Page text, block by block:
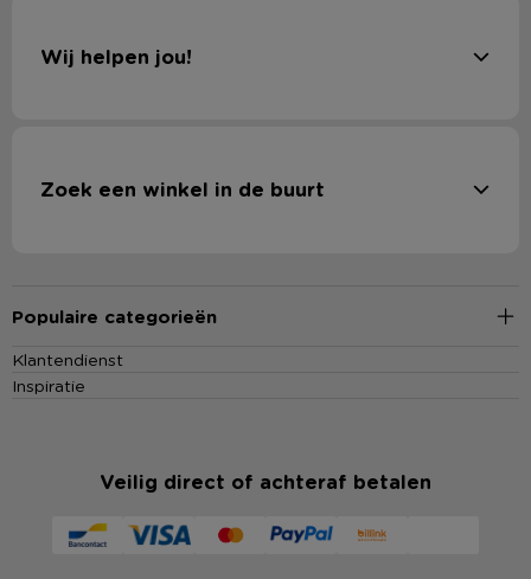
Wij helpen jou!
Zoek een winkel in de buurt
Populaire categorieën
Klantendienst
Inspiratie
Veilig direct of achteraf betalen